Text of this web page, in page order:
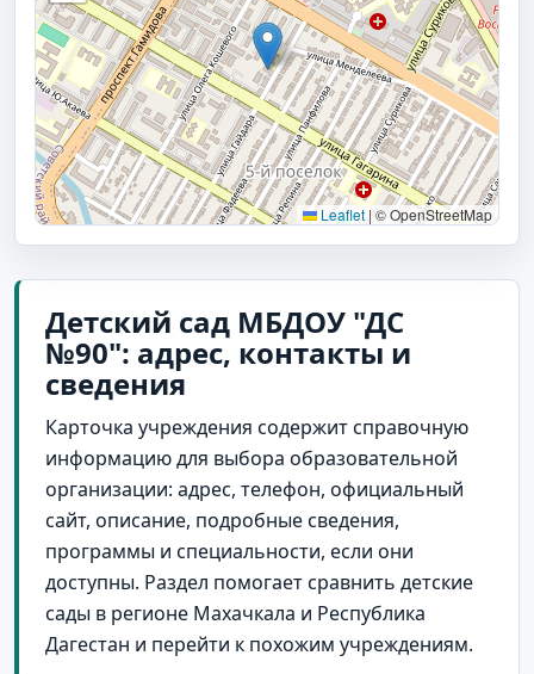
Leaflet | © OpenStreetMap
Детский сад МБДОУ "ДС
№90": адрес, контакты и
сведения
Карточка учреждения содержит справочную
информацию для выбора образовательной
организации: адрес, телефон, официальный
сайт, описание, подробные сведения,
программы и специальности, если они
доступны. Раздел помогает сравнить детские
сады в регионе Махачкала и Республика
Дагестан и перейти к похожим учреждениям.